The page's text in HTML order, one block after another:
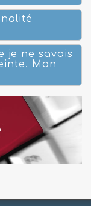
je ne savais
Mon